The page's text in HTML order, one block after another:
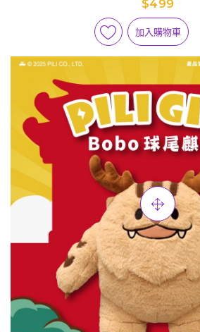
$499
加入購物車